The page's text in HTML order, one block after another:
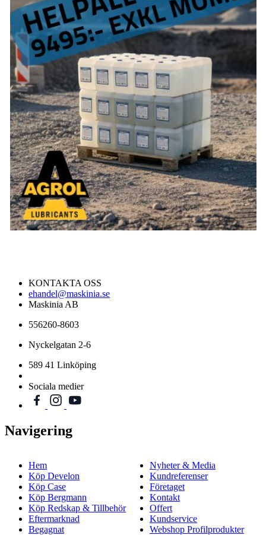
KONTAKTA OSS
ehandel@maskinia.se
Maskinia AB
556260-8603
Nyckelgatan 2-6
589 41 Linköping
Sociala medier
Navigering
Hem
Köp Develon
Köp Case
Köp Bergmann
Köp Redskap & Tillbehör
Eftermarknad
Begagnat
Nyheter & Media
Kundreferenser
Företaget
Kontakt
Offert
Kundservice
Webshop Profilprodukter